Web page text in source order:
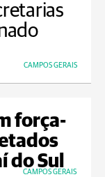
CAMPOS GERAIS
força-
do Sul
CAMPOS GERAIS